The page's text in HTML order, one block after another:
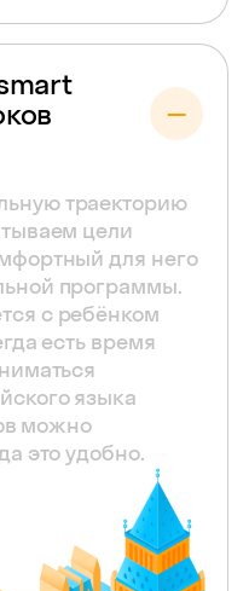
траекторию
цели
для него
программы.
с ребёнком
есть время
языка
можно
это удобно.